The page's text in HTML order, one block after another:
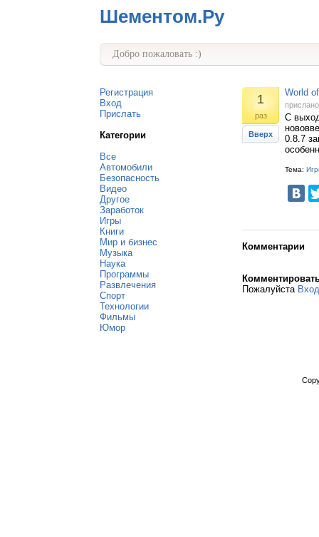
Шементом.Ру
Добро пожаловать :)
Регистрация
Вход
Прислать
Категории
Все
Автомобили
Безопасность
Видео
Другое
Заработок
Игры
Книги
Мир и бизнес
Музыка
Наука
Программы
Развлечения
Спорт
Технологии
Фильмы
Юмор
1
раз
Вверх
World
С
0.8.7
Тема:
Комментарии
Пожалуйста Вход